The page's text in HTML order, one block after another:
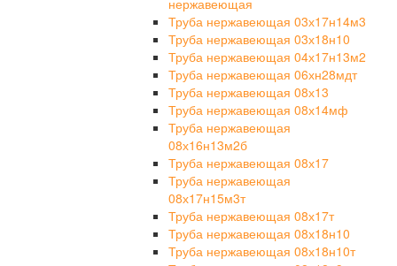
нержавеющая
Труба нержавеющая 03х17н14м3
Труба нержавеющая 03х18н10
Труба нержавеющая 04х17н13м2
Труба нержавеющая 06хн28мдт
Труба нержавеющая 08х13
Труба нержавеющая 08х14мф
Труба нержавеющая
08х16н13м2б
Труба нержавеющая 08х17
Труба нержавеющая
08х17н15м3т
Труба нержавеющая 08х17т
Труба нержавеющая 08х18н10
Труба нержавеющая 08х18н10т